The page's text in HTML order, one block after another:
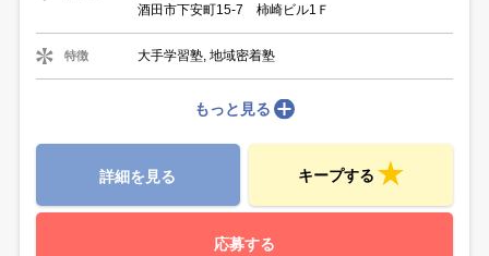
酒田市下安町15-7 柿崎ビル1Ｆ
特徴 大手学習塾, 地域密着塾
もっと見る
詳細を見る キープする
応募する